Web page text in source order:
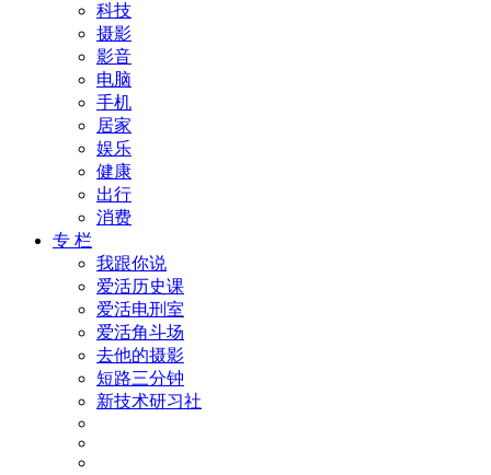
科技
摄影
影音
电脑
手机
居家
娱乐
健康
出行
消费
专 栏
我跟你说
爱活历史课
爱活电刑室
爱活角斗场
去他的摄影
短路三分钟
新技术研习社